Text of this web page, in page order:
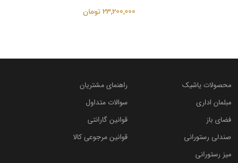
23,200,000 تومان
محصولات یاشیک
مبلمان اداری
فضای باز
صندلی رستورانی
میز رستورانی
راهنمای مشتریان
سوالات متداول
قوانین گارانتی
قوانین مرجوعی کالا